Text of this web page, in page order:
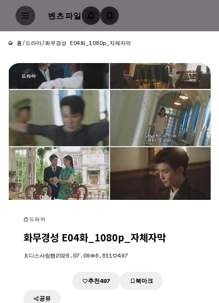
벤츠파일
홈/드라마/화무경성 E04화_1080p_자체자막
드라마
드라마
화무경성 E04화_1080p_자체자막
디스사랑 2026.07.09 6,611 497
추천497 북마크
공유